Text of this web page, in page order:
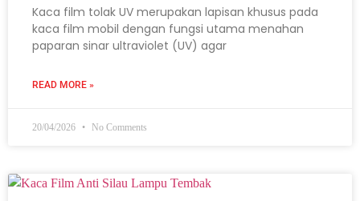
Kaca film tolak UV merupakan lapisan khusus pada
kaca film mobil dengan fungsi utama menahan
paparan sinar ultraviolet (UV) agar
READ MORE »
20/04/2026 No Comments